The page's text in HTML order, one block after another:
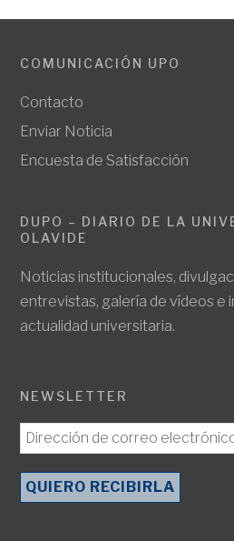
COMUNICACIÓN UPO
Contacto
Enviar Noticia
Encuesta de Satisfacción
DUPO – DIARIO DE LA
OLAVIDE
Noticias institucionales,
entrevistas, galería de vídeos e
actualidad universitaria.
NEWSLETTER